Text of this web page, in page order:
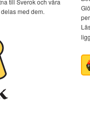
till Sverok och våra
med dem.